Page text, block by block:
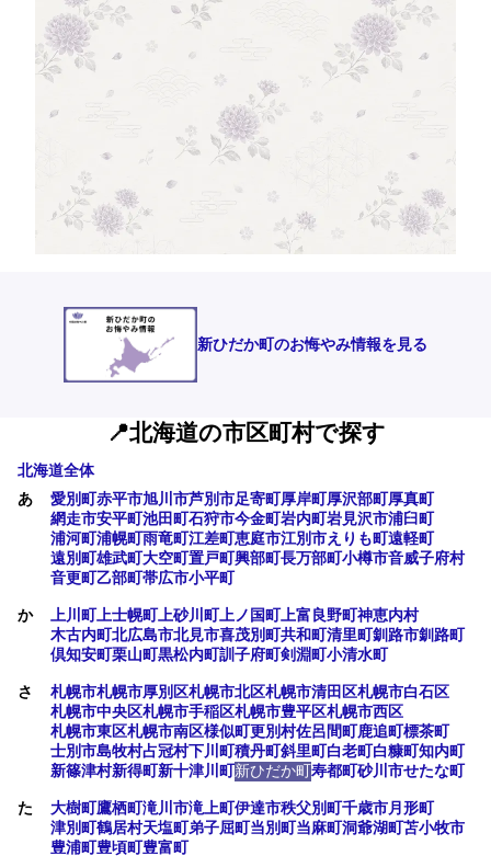
新ひだか町のお悔やみ情報を見る
📍北海道の市区町村で探す
北海道全体
あ
愛別町赤平市旭川市芦別市足寄町厚岸町厚沢部町厚真町
網走市安平町池田町石狩市今金町岩内町岩見沢市浦臼町
浦河町浦幌町雨竜町江差町恵庭市江別市えりも町遠軽町
遠別町雄武町大空町置戸町興部町長万部町小樽市音威子府村
音更町乙部町帯広市小平町
か 上川町上士幌町上砂川町上ノ国町上富良野町神恵内村
木古内町北広島市北見市喜茂別町共和町清里町釧路市釧路町
倶知安町栗山町黒松内町訓子府町剣淵町小清水町
さ 札幌市札幌市厚別区札幌市北区札幌市清田区札幌市白石区
札幌市中央区札幌市手稲区札幌市豊平区札幌市西区
札幌市東区札幌市南区様似町更別村佐呂間町鹿追町標茶町
士別市島牧村占冠村下川町積丹町斜里町白老町白糠町知内町
新篠津村新得町新十津川町新ひだか町寿都町砂川市せたな町
た 大樹町鷹栖町滝川市滝上町伊達市秩父別町千歳市月形町
津別町鶴居村天塩町弟子屈町当別町当麻町洞爺湖町苫小牧市
豊浦町豊頃町豊富町